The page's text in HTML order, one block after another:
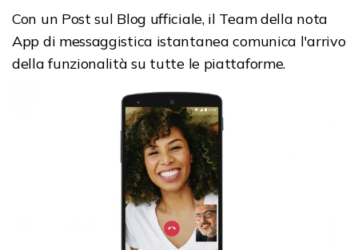
Con un Post sul Blog ufficiale, il Team della nota
App di messaggistica istantanea comunica l'arrivo
della funzionalità su tutte le piattaforme.